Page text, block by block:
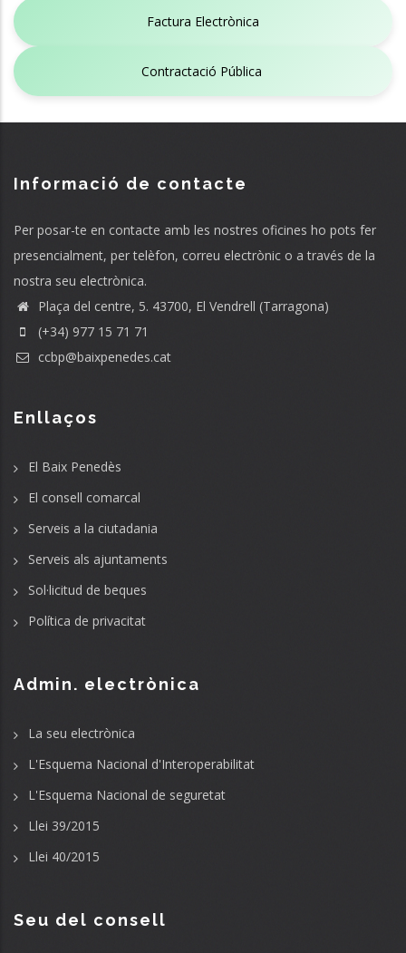
Factura Electrònica
Contractació Pública
Informació de contacte
Per posar-te en contacte amb les nostres oficines ho pots fer
presencialment, per telèfon, correu electrònic o a través de la
nostra seu electrònica.
Plaça del centre, 5. 43700, El Vendrell (Tarragona)
(+34) 977 15 71 71
ccbp@baixpenedes.cat
Enllaços
El Baix Penedès
El consell comarcal
Serveis a la ciutadania
Serveis als ajuntaments
Sol·licitud de beques
Política de privacitat
Admin. electrònica
La seu electrònica
L'Esquema Nacional d'Interoperabilitat
L'Esquema Nacional de seguretat
Llei 39/2015
Llei 40/2015
Seu del consell